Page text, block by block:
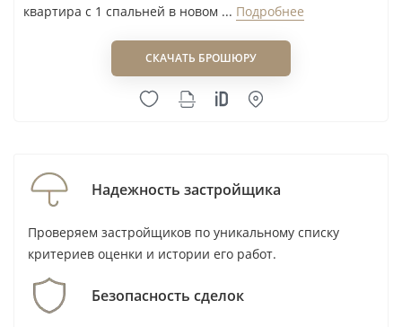
квартира с 1 спальней в новом ... Подробнее
СКАЧАТЬ БРОШЮРУ
Надежность застройщика
Проверяем застройщиков по уникальному списку
критериев оценки и истории его работ.
Безопасность сделок